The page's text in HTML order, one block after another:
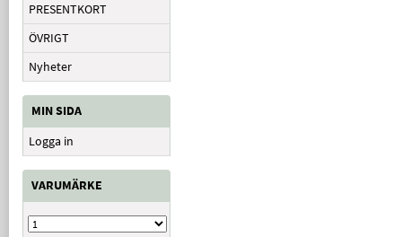
PRESENTKORT
ÖVRIGT
Nyheter
MIN SIDA
Logga in
VARUMÄRKE